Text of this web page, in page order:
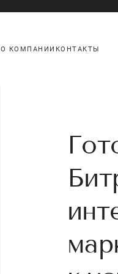
О КОМПАНИИ КОНТАКТЫ